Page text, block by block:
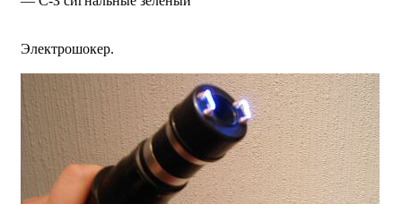
Электрошокер.